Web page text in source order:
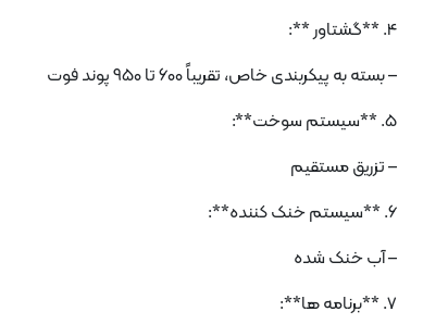
4. **گشتاور **:
– بسته به پیکربندی خاص، تقریباً 600 تا 950 پوند فوت
5. **سیستم سوخت**:
– تزریق مستقیم
6. **سیستم خنک کننده**:
– آب خنک شده
7. **برنامه ها**: